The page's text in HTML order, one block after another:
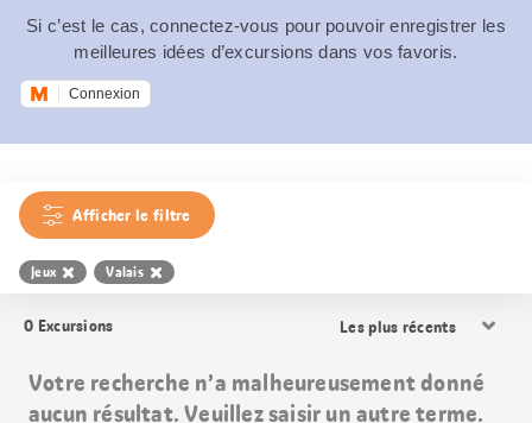
Si c’est le cas, connectez-vous pour pouvoir enregistrer les
meilleures idées d’excursions dans vos favoris.
Connexion
Afficher le filtre
Jeux Valais
0 Excursions
les
Votre recherche n’a malheureusement donné
aucun résultat. Veuillez saisir un autre terme.